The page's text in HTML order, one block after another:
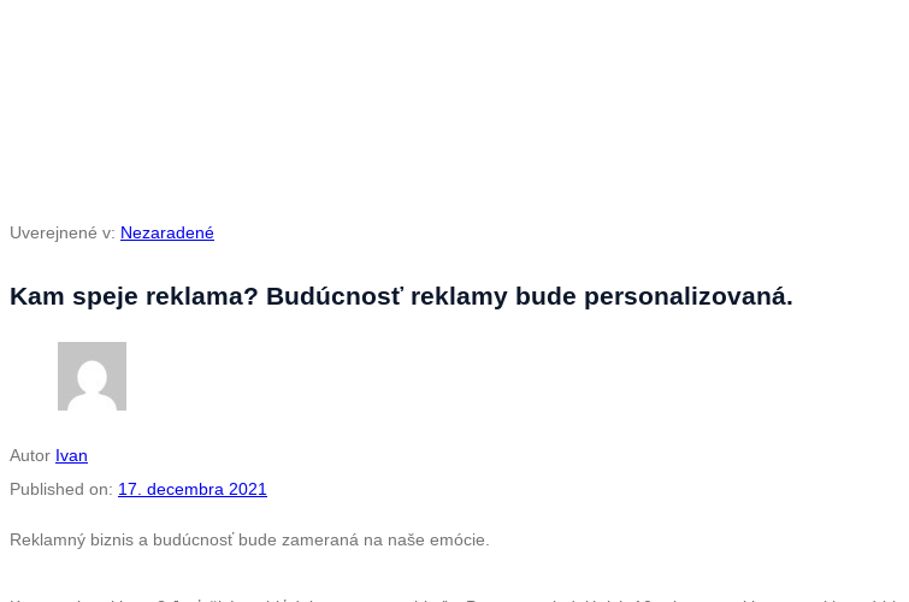
Uverejnené v: Nezaradené
Kam speje reklama? Budúcnosť reklamy bude personalizovaná.
Autor Ivan
Published on: 17. decembra 2021
Reklamný biznis a budúcnosť bude zameraná na naše emócie.